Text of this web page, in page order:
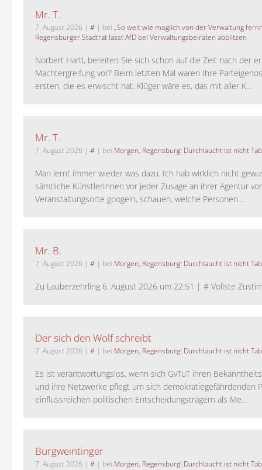
Mr. T.
7. August 2026 | # | bei „So weit wie möglich von der Verwaltung
Regensburger Stadtrat lässt AfD bei Verwaltungsbeiräten abblitzen
Norbert Hartl, bereiten Sie sich schon auf die Zeit nach der
Machtergreifung vor? Beim letzten Mal waren Ihre
ersten, die es erwischt hat. Klüger wäre es, das mit aller K...
Mr. T.
7. August 2026 | # | bei Morgen, Regensburg! Durchlaucht ist nicht
Man lernt immer wieder was dazu. Ich hab wirklich nicht
sämtliche KünstlerInnen vor jeder Zusage an ihrer Agentur
Veranstaltungsorte googeln, schauen, welche Personen...
Mr. B.
7. August 2026 | # | bei Morgen, Regensburg! Durchlaucht ist nicht
Zu Lauberzehrling 6. August 2026 um 22:51 | # Vollste
Der sich den Wolf schreibt
7. August 2026 | # | bei Morgen, Regensburg! Durchlaucht ist nicht
Es ist verantwortungslos, wenn sich GvTuT ihren
und ihre Netzwerke pflegt um sich demokratiegefährdenden
einflussreichen politischen Entscheidungsträgern als Me...
Burgweintinger
7. August 2026 | # | bei Morgen, Regensburg! Durchlaucht ist nicht